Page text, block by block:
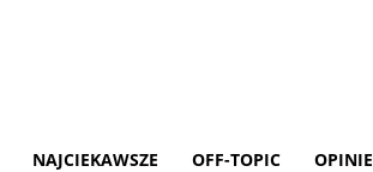
NAJCIEKAWSZE OFF-TOPIC OPINIE